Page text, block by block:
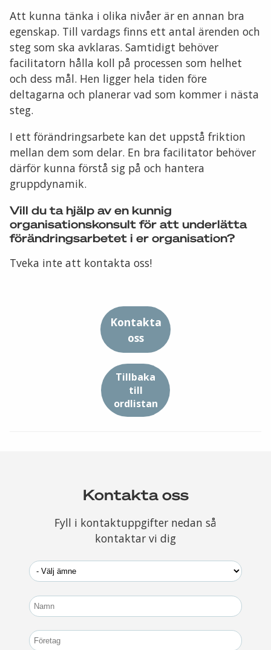
Att kunna tänka i olika nivåer är en annan bra
egenskap. Till vardags finns ett antal ärenden och
steg som ska avklaras. Samtidigt behöver
facilitatorn hålla koll på processen som helhet
och dess mål. Hen ligger hela tiden före
deltagarna och planerar vad som kommer i nästa
steg.
I ett förändringsarbete kan det uppstå friktion
mellan dem som delar. En bra facilitator behöver
därför kunna förstå sig på och hantera
gruppdynamik.
Vill du ta hjälp av en kunnig
organisationskonsult för att underlätta
förändringsarbetet i er organisation?
Tveka inte att kontakta oss!
Kontakta
oss
Tillbaka
till
ordlistan
Kontakta oss
Fyll i kontaktuppgifter nedan så
kontaktar vi dig